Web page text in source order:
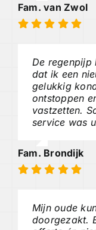
Fam. van Zwol
De
dat ik een
gelukkig
ontstoppen
vastzetten.
service was
Fam. Brondijk
Mijn oude
doorgezakt.